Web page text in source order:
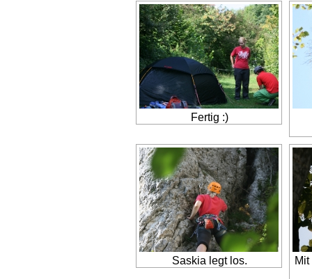
Fertig :)
Saskia legt los.